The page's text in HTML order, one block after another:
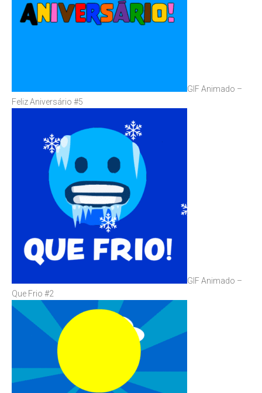
GIF Animado –
Feliz Aniversário #5
GIF Animado –
Que Frio #2